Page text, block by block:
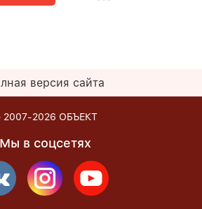
версия сайта
2026 ОБЪЕКТ
Мы в соцсетях